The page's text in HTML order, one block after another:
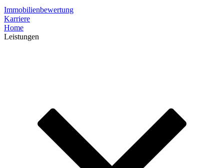
Immobilienbewertung
Karriere
Home
Leistungen